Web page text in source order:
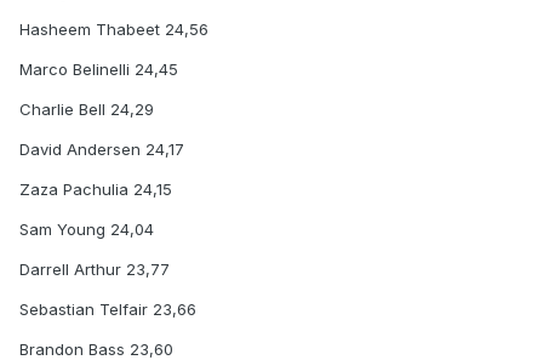
Hasheem Thabeet 24,56
Marco Belinelli 24,45
Charlie Bell 24,29
David Andersen 24,17
Zaza Pachulia 24,15
Sam Young 24,04
Darrell Arthur 23,77
Sebastian Telfair 23,66
Brandon Bass 23,60